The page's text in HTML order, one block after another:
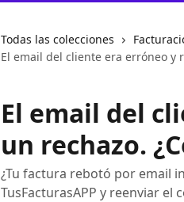
Todas las colecciones
El email del cliente era erróneo y
El email del
un rechazo.
¿Tu factura rebotó por email
TusFacturasAPP y reenviar